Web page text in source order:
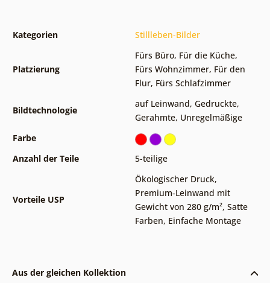
Kategorien Stillleben-Bilder
Platzierung
Fürs Büro, Für die Küche,
Fürs Wohnzimmer, Für den
Flur, Fürs Schlafzimmer
Bildtechnologie
auf Leinwand, Gedruckte,
Gerahmte, Unregelmäßige
Farbe
Anzahl der Teile
5-teilige
Vorteile USP
Ökologischer Druck,
Premium-Leinwand mit
Gewicht von 280 g/m², Satte
Farben, Einfache Montage
Aus der gleichen Kollektion